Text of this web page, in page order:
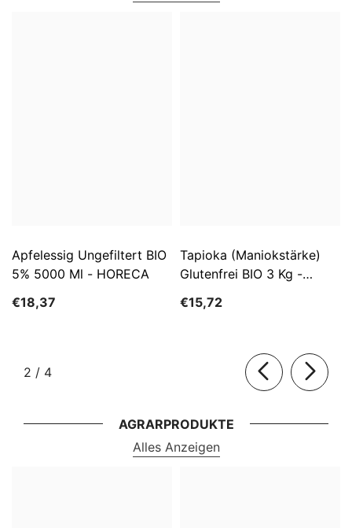
Apfelessig Ungefiltert BIO
5% 5000 Ml - HORECA
€18,37
Tapioka (Maniokstärke)
Glutenfrei BIO 3 Kg -
€15,72
2 / von
4
AGRARPRODUKTE
Alles Anzeigen